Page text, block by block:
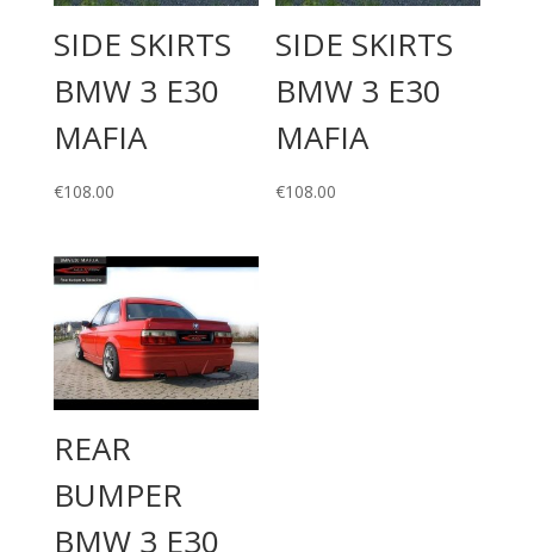
SIDE SKIRTS
BMW 3 E30
MAFIA
€108.00
SIDE SKIRTS
BMW 3 E30
MAFIA
€108.00
REAR
BUMPER
BMW 3 E30